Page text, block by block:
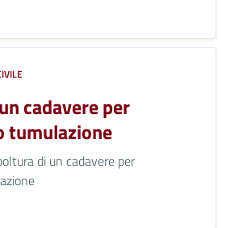
cadavere per
tumulazione
di un cadavere per